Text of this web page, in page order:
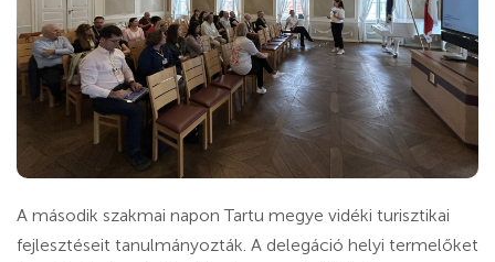
A második szakmai napon Tartu megye vidéki turisztikai
fejlesztéseit tanulmányozták. A delegáció helyi termelőket